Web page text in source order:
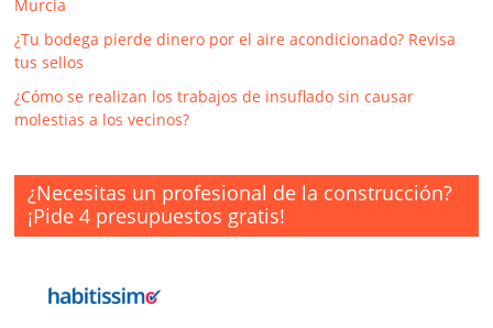
Murcia
¿Tu bodega pierde dinero por el aire acondicionado? Revisa
tus sellos
¿Cómo se realizan los trabajos de insuflado sin causar
molestias a los vecinos?
¿Necesitas un profesional de la construcción?
¡Pide 4 presupuestos gratis!